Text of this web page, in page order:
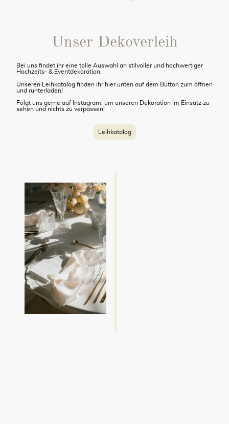
Unser Dekoverleih
Bei uns findet ihr eine tolle Auswahl an stilvoller und hochwertiger
Hochzeits- & Eventdekoration.
Unseren Leihkatalog finden ihr hier unten auf dem Button zum öffnen
und runterladen!
Folgt uns gerne auf Instagram, um unseren Dekoration im Einsatz zu
sehen und nichts zu verpassen!
Leihkatalog